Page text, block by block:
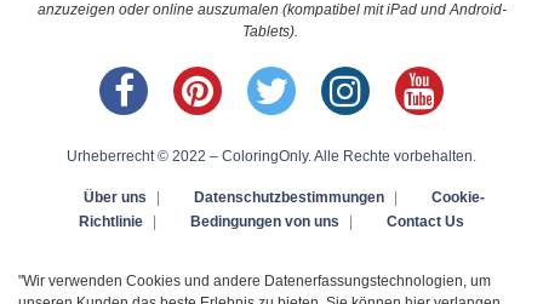
anzuzeigen oder online auszumalen (kompatibel mit iPad und Android-
Tablets).
Urheberrecht © 2022 – ColoringOnly. Alle Rechte vorbehalten.
Über uns Datenschutzbestimmungen
Cookie-
Richtlinie
Bedingungen von uns Contact Us
"Wir verwenden Cookies und andere Datenerfassungstechnologien, um